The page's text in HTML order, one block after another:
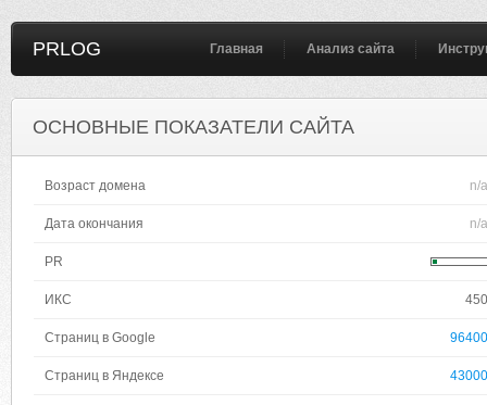
PRLOG Главная Анализ сайта
ОСНОВНЫЕ ПОКАЗАТЕЛИ САЙТА
Возраст домена n/a
Дата окончания n/a
PR
ИКС 450
Страниц в Google 96400
Страниц в Яндексе 43000